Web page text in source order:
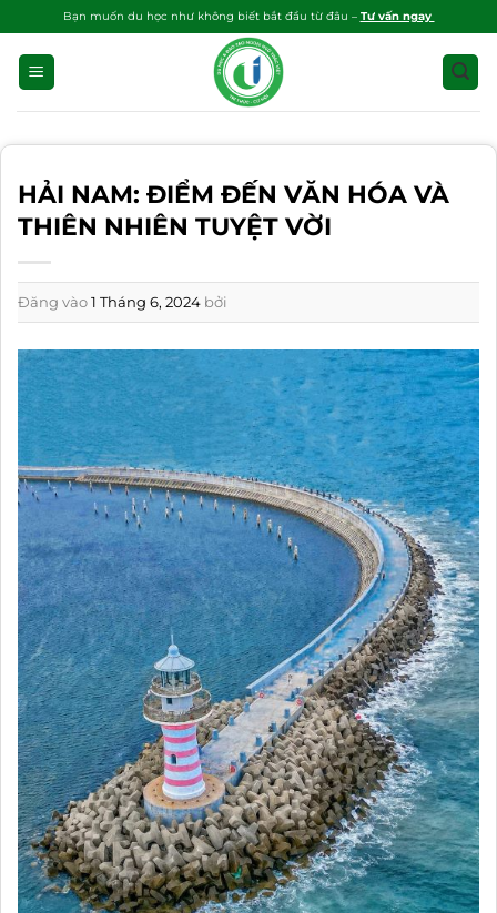
qua
dung
Bạn muốn du học như không biết bắt đầu từ đâu – Tư vấn ngay
HẢI NAM: ĐIỂM ĐẾN VĂN HÓA VÀ
THIÊN NHIÊN TUYỆT VỜI
Đăng vào1 Tháng 6, 2024 bởi